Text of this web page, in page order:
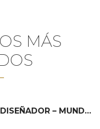
MÁS
CUADERNO CREATIVO DEL DISEÑADOR – MUNDO MÁGICO MIDEER